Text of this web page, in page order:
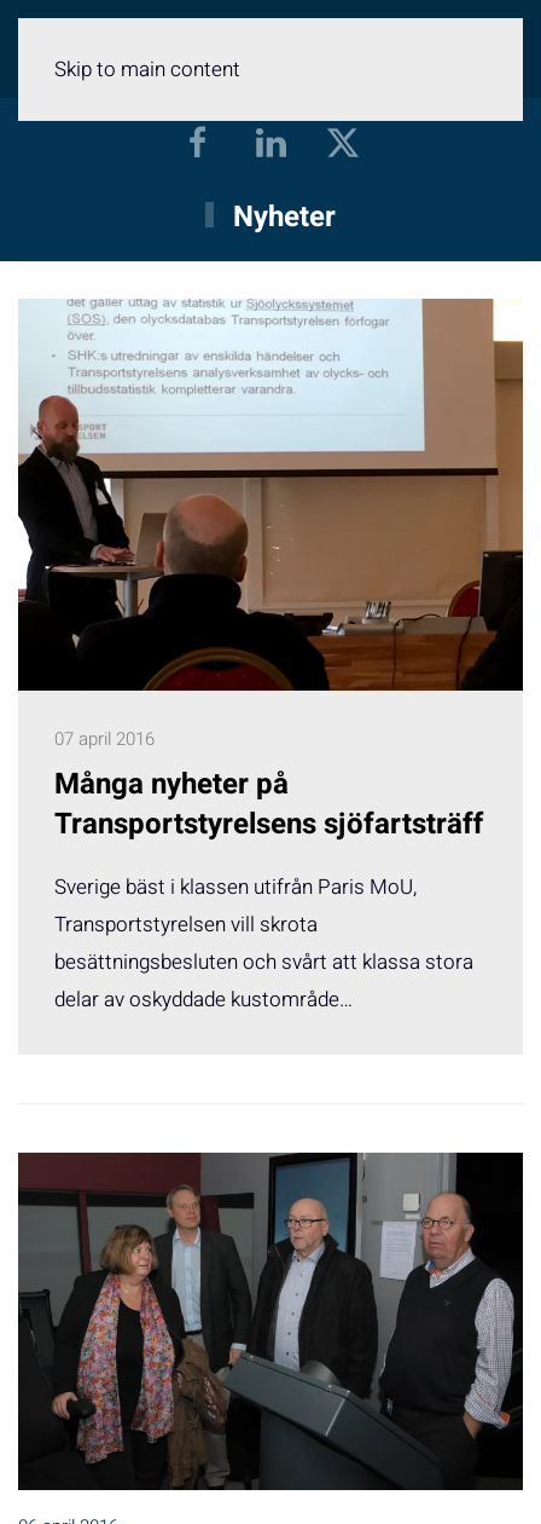
Skip to main content
Nyheter
07 april 2016
Många nyheter på
Transportstyrelsens sjöfartsträff
Sverige bäst i klassen utifrån Paris MoU,
Transportstyrelsen vill skrota
besättningsbesluten och svårt att klassa stora
delar av oskyddade kustområde…